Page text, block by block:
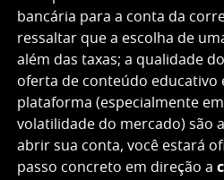
bancária para a conta da
ressaltar que a escolha de
além das taxas; a qualidade
oferta de conteúdo educativo
plataforma (especialmente
volatilidade do mercado) são
abrir sua conta, você estará
passo concreto em direção a